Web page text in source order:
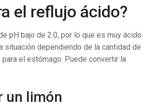
el reflujo ácido?
pH bajo de 2.0, por lo que es muy ácido
situación dependiendo de la cantidad de
el estómago. Puede convertir la
un limón